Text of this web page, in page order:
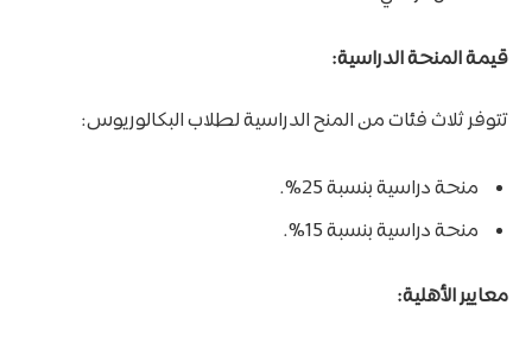
قيمة المنحة الدراسية:
تتوفر ثلاث فئات من المنح الدراسية لطلاب البكالوريوس:
منحة دراسية بنسبة 25%.
منحة دراسية بنسبة 15%.
معايير الأهلية: